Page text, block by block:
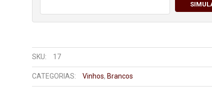
SKU: 17
CATEGORIAS: Vinhos, Brancos